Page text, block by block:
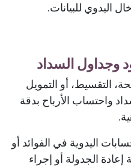
اليدوي للبيانات.
وجداول السداد
التقسيط، أو التمويل
واحتساب الأرباح بدقة
اليدوية في الفوائد أو
إعادة الجدولة أو إجراء